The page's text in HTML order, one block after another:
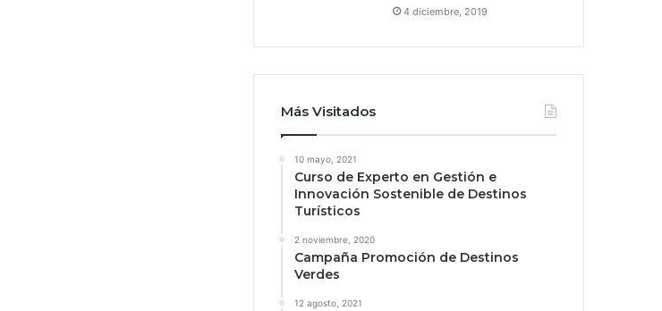
4 diciembre, 2019
Más Visitados
10 mayo, 2021
Curso de Experto en Gestión e
Innovación Sostenible de Destinos
Turísticos
2 noviembre, 2020
Campaña Promoción de Destinos
Verdes
12 agosto, 2021